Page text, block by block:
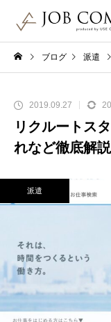
ブログ 派遣
2019.09.27
リクルートス
れなど徹底解説
派遣